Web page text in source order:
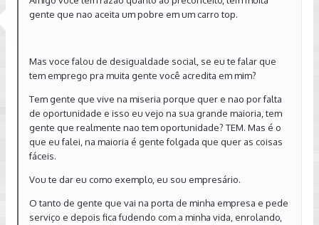
gente que nao aceita um pobre em um carro top.
Mas voce falou de desigualdade social, se eu te falar que
tem emprego pra muita gente você acredita em mim?
Tem gente que vive na miseria porque quer e nao por falta
de oportunidade e isso eu vejo na sua grande maioria, tem
gente que realmente nao tem oportunidade? TEM. Mas é o
que eu falei, na maioria é gente folgada que quer as coisas
fáceis.
Vou te dar eu como exemplo, eu sou empresário.
O tanto de gente que vai na porta de minha empresa e pede
serviço e depois fica fudendo com a minha vida, enrolando,